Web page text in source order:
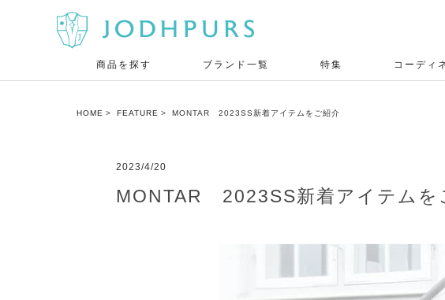
商品を探す ブランド一覧 特集 コーディ
HOME FEATURE MONTAR 2023SS新着アイテムをご紹介
2023/4/20
MONTAR 2023SS新着アイテムを